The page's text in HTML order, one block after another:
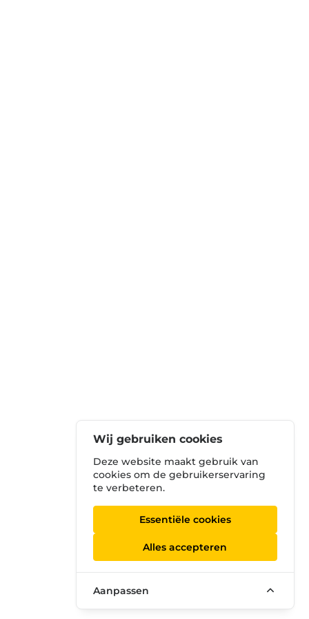
Wij gebruiken cookies
Deze website maakt gebruik van
cookies om de gebruikerservaring
te verbeteren.
Essentiële cookies
Alles accepteren
Aanpassen